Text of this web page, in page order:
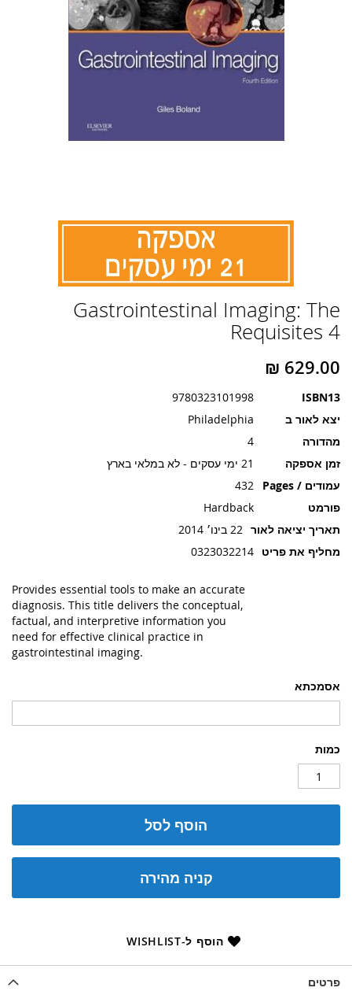
אסמכתא
כמות
הוסף לסל
קניה מהירה
הוסף ל-WISHLIST
Gastrointestinal Imaging: The
Requisites 4
ISBN13
9780323101998
יצא לאור ב
Philadelphia
מהדורה
4
זמן אספקה
21 ימי עסקים - לא במלאי בארץ
עמודים / Pages
432
פורמט
Hardback
תאריך יציאה לאור 22 בינו׳ 2014
מחליף את פריט 0323032214
Provides essential tools to make an accurate
diagnosis. This title delivers the conceptual,
factual, and interpretive information you
need for effective clinical practice in
gastrointestinal imaging.
להתחלה
של
גלריית
פרטים